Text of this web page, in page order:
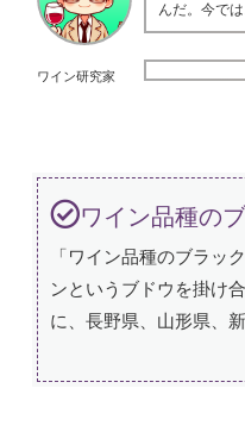
ワイン研究家
んだ。今で
ワイン品種の
「ワイン品種のブラッ
ンというブドウを掛け
に、長野県、山形県、